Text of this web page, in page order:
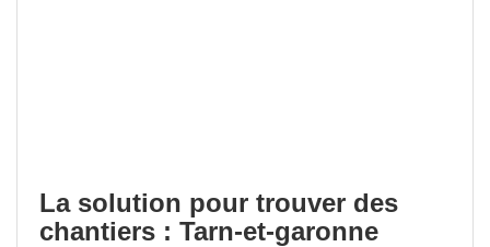
La solution pour trouver des
chantiers : Tarn-et-garonne